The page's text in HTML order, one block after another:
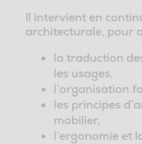
Il intervient en
architecturale, pour
la traduction
les usages,
l’organisation
les principes
mobilier,
l’ergonomie et